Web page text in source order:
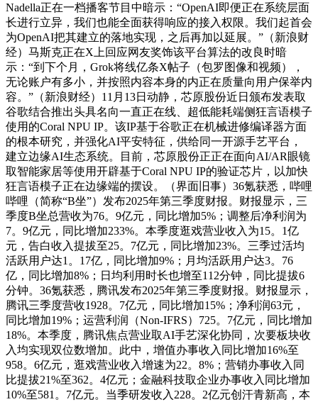
Nadella正在一档播客节目中暗示：“OpenAI即便正在系统层面
长进行立异，我们也能全面获得响应的接入权限。我们起首会
为OpenAI把其建立的落地实现，之后再加以延展。”（新浪财
经）马斯克正在X上回应网友奖饰该平台算法的改良时暗
示：“到下个月，Grok将线亿条X帖子（包罗图像和视频），
无论账户有多小，并按照内容本身的内正在质量向用户保举内
容。”（新浪财经）11月13日动静，芯原股份近日颁布发表取
谷歌结合推出头具名向一直正在线、超低能耗端侧狂言语模子
使用的Coral NPU IP。该IP基于谷歌正在机械进修编译器方面
的根本研究，并强化AI平安特征，供给同一开源手艺平台，
建立边缘AI生态系统。目前，芯原股份正正在面向AI/AR眼镜
取智能家居等使用开辟基于Coral NPU IP的验证芯片，以加快
狂言语模子正在边缘端的摆设。（界面旧事）36氪获悉，哔哩
哔哩（简称“B坐”）发布2025年第三季度财报。财报显示，三
季度B坐总营收为76。9亿元，同比增加5%；调整后净利润为
7。9亿元，同比增加233%。本季度逛戏营业收入为15。1亿
元，告白收入提拔至25。7亿元，同比增加23%。三季过活均
活跃用户达1。17亿，同比增加9%；月均活跃用户达3。76
亿，同比增加8%；日均利用时长也增至112分钟，同比提拔6
分钟。36氪获悉，腾讯发布2025年第三季度财报。财报显示，
腾讯三季度营收1928。7亿元，同比增加15%；净利润63元，
同比增加19%；运营利润（Non-IFRS）725。7亿元，同比增加
18%。本季度，腾讯焦点营业取AI手艺深化协同，次要板块收
入均实现双位数增加。此中，增值办事收入同比增加16%至
958。6亿元，逛戏营业收入增速为22。8%；营销办事收入同
比提拔21%至362。4亿元；金融科技取企业办事收入同比增加
10%至581。7亿元。当季研发收入228。2亿元创汗青新高，本